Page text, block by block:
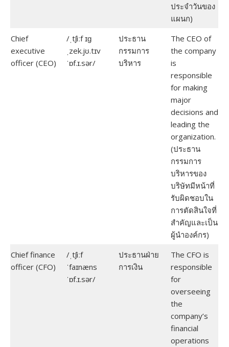
ประจำวันของ
แผนก)
Chief
executive
officer (CEO)
/ˌtʃiːf ɪɡ
ˌzek.jʊ.tɪv
ˈɒf.ɪ.sər/
ประธาน
กรรมการ
บริหาร
The CEO of
the company
is
responsible
for making
major
decisions and
leading the
organization.
(ประธาน
กรรมการ
บริหารของ
บริษัทมีหน้าที่
รับผิดชอบใน
การตัดสินใจที่
สำคัญและเป็น
ผู้นำองค์กร)
Chief finance
officer (CFO)
/ˌtʃiːf
ˈfaɪnæns
ˈɒf.ɪ.sər/
ประธานฝ่าย
การเงิน
The CFO is
responsible
for
overseeing
the
company’s
financial
operations